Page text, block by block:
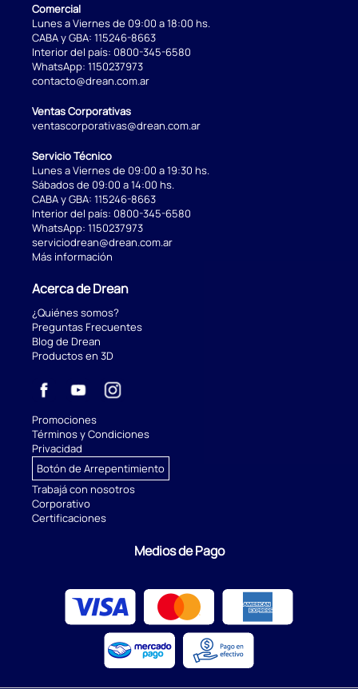
Comercial
Lunes a Viernes de 09:00 a 18:00 hs.
CABA y GBA: 115246-8663
Interior del país: 0800-345-6580
WhatsApp: 1150237973
contacto@drean.com.ar
Ventas Corporativas
ventascorporativas@drean.com.ar
Servicio Técnico
Lunes a Viernes de 09:00 a 19:30 hs.
Sábados de 09:00 a 14:00 hs.
CABA y GBA: 115246-8663
Interior del país: 0800-345-6580
WhatsApp: 1150237973
serviciodrean@drean.com.ar
Más información
Acerca de Drean
¿Quiénes somos?
Preguntas Frecuentes
Blog de Drean
Productos en 3D
Promociones
Términos y Condiciones
Privacidad
Botón de Arrepentimiento
Trabajá con nosotros
Corporativo
Certificaciones
Medios de Pago